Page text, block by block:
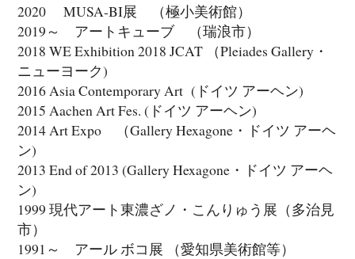
2020 MUSA-BI展 （極小美術館）
2019～ アートキューブ （瑞浪市）
2018 WE Exhibition 2018 JCAT （Pleiades Gallery・
ニューヨーク)
2016 Asia Contemporary Art (ドイツ アーヘン)
2015 Aachen Art Fes. (ドイツ アーヘン)
2014 Art Expo （Gallery Hexagone・ドイツ アーヘ
ン)
2013 End of 2013 (Gallery Hexagone・ドイツ アーヘ
ン)
1999 現代アート東濃ざノ・こんりゅう展（多治見
市）
1991～ アール ボコ展 （愛知県美術館等）